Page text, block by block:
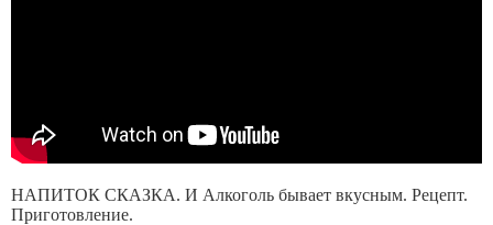
НАПИТОК СКАЗКА. И Алкоголь бывает вкусным. Рецепт.
Приготовление.